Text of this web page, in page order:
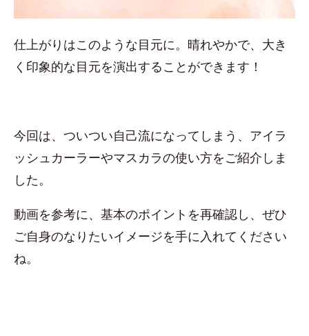
仕上がりはこのような目元に。晴れやかで、大き
く印象的な目元を演出することができます！
今回は、ついつい自己流になってしまう、アイラ
ッシュカーラーやマスカラの使い方をご紹介しま
した。
動画を参考に、基本のポイントを再確認し、ぜひ
ご自身のなりたいイメージを手に入れてください
ね。